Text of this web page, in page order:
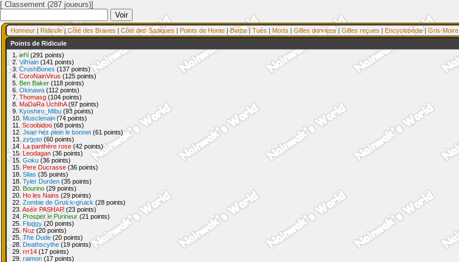
[ Classement (287 joueurs)]
Honneur | Ridicule|Côté des Braves | Côté des Sadiques | Points de Honte |Barbe| Tués | Morts | Gifles données | Gifles reçues | Encyclopédie| Gris-Moire
Points de Ridicule
1. iehl (291 points)
2.Vil'nain (141 points)
3.CrushBones (137 points)
4. CoroNainVirus (125 points)
5. Ben Baker (118 points)
6. Okinawa (112 points)
7. Thomasg (104 points)
8. MaDaRa UchIhA(97 points)
9. Kyoshiro_Mibu (93 points)
10. Musclenain(74 points)
11. Scoobidoo(68 points)
12. Jean nez plein le bonnet (61 points)
13. zygoto (60 points)
14.La panthère rose (42 points)
15.Leodagan (36 points)
15. Goku (36 points)
15. Pere Ducrasse (36 points)
18. Silas (35 points)
18. Tyler Durden (35 points)
20. Bourino (29 points)
20. Ho les Nains (29 points)
22. Zombie de Gruick-gruick (28 points)
23. Aséïr PASHAR(23 points)
24. Prosper le Purineur (21 points)
25. Floggy(20 points)
25.Noz(20 points)
25.The Dude (20 points)
28. Deathscythe (19 points)
29. rrr14 (17 points)
29. raimon (17 points)